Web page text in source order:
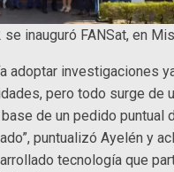
inauguró FANSat, en
adoptar investigaciones
pero todo surge de
de un pedido puntual
puntualizó Ayelén y
tecnología que